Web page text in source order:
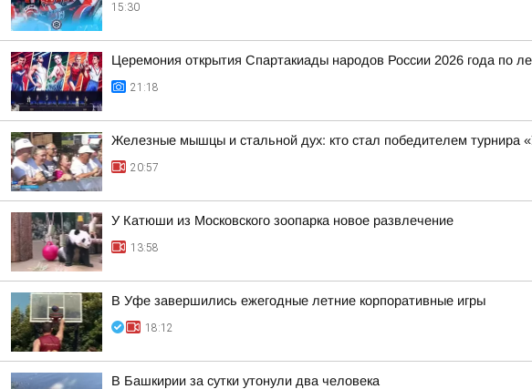
15:30
Церемония открытия Спартакиады народов России 2026 года по
21:18
Железные мышцы и стальной дух: кто стал победителем турнира
20:57
У Катюши из Московского зоопарка новое развлечение
13:58
В Уфе завершились ежегодные летние корпоративные игры
18:12
В Башкирии за сутки утонули два человека